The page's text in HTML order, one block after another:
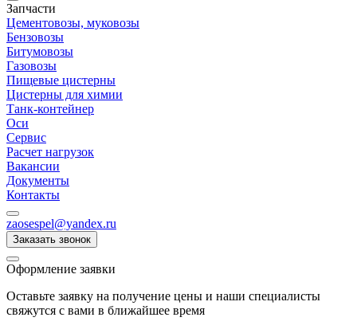
Запчасти
Цементовозы, муковозы
Бензовозы
Битумовозы
Газовозы
Пищевые цистерны
Цистерны для химии
Танк-контейнер
Оси
Сервис
Расчет нагрузок
Вакансии
Документы
Контакты
zaosespel@yandex.ru
Заказать звонок
Оформление заявки
Оставьте заявку на получение цены и наши специалисты
свяжутся с вами в ближайшее время